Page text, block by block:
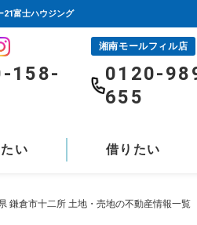
21富士ハウジング
158-
湘南モールフィル店
0120-
655
い 借りたい
鎌倉市十二所 土地・売地の不動産情報一覧